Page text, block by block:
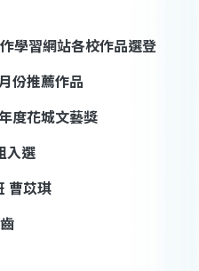
學習網站各校作品選登
份推薦作品
度花城文藝獎
入選
曹苡琪